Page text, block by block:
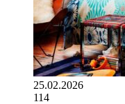
25.02.2026
114